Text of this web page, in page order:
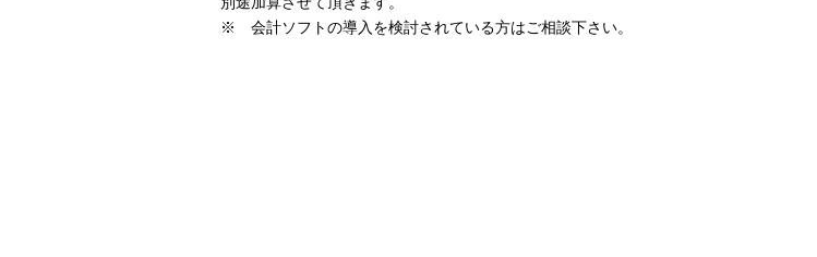
※ 会計ソフトの導入を検討されている方はご相談下さい。